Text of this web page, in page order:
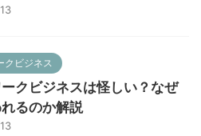
クビジネス
クビジネスは怪しい？なぜ
るのか解説